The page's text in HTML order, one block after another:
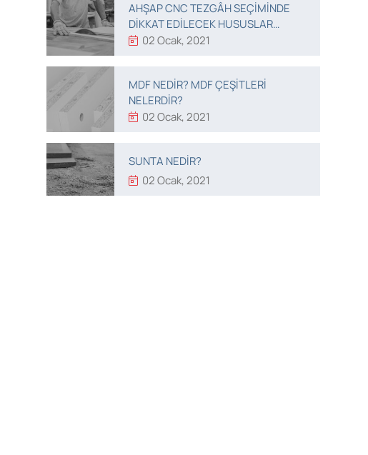
AHŞAP CNC TEZGÂH SEÇIMINDE
DIKKAT EDILECEK HUSUSLAR
NELERDIR?
02 Ocak, 2021
MDF NEDIR? MDF ÇEŞITLERI
NELERDIR?
02 Ocak, 2021
SUNTA NEDIR?
02 Ocak, 2021